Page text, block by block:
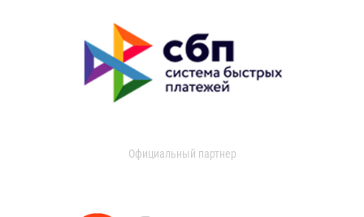
Официальный партнер